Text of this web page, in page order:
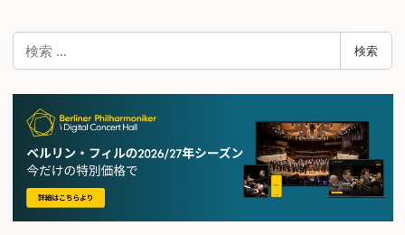
検
索
検索